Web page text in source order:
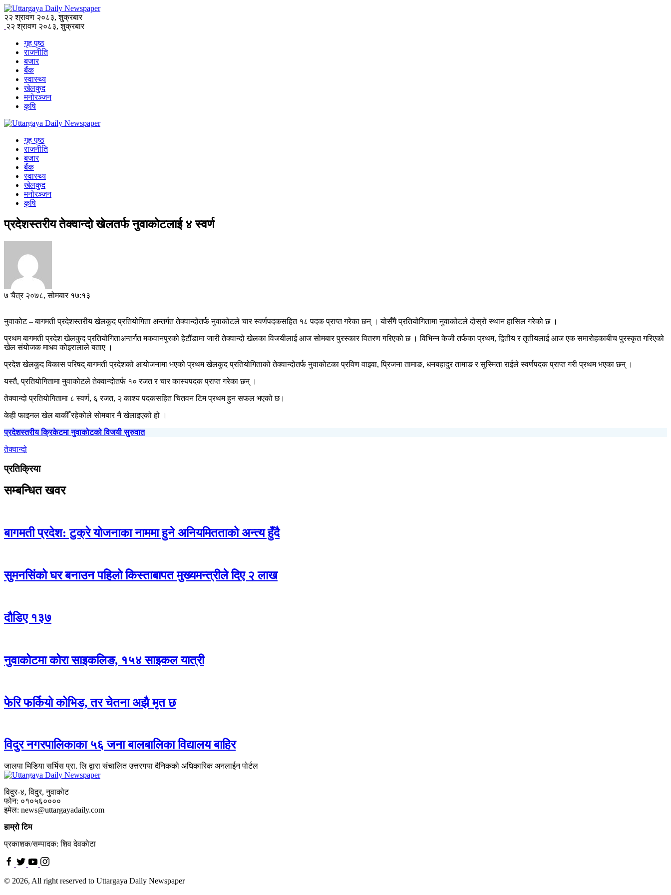
२२ श्रावण २०८३, शुक्रबार
२२ श्रावण २०८३, शुक्रबार
गृह पृष्ठ
राजनीति
बजार
बैंक
स्वास्थ्य
खेलकुद
मनोरञ्जन
कृषि
गृह पृष्ठ
राजनीति
बजार
बैंक
स्वास्थ्य
खेलकुद
मनोरञ्जन
कृषि
प्रदेशस्तरीय तेक्वान्दो खेलतर्फ नुवाकोटलाई ४ स्वर्ण
७ चैत्र २०७८, सोमबार १७:१३
नुवाकोट – बागमती प्रदेशस्तरीय खेलकुद प्रतियोगिता अन्तर्गत तेक्वान्दोतर्फ नुवाकोटले चार स्वर्णपदकसहित १८ पदक प्राप्त गरेका छन् । योसँगै प्रतियोगितामा नुवाकोटले दोस्रो स्थान हासिल गरेको छ ।
प्रथम बागमती प्रदेश खेलकुद प्रतियोगिताअन्तर्गत मकवानपुरको हेटौंडामा जारी तेक्वान्दो खेलका विजयीलाई आज सोमबार पुरस्कार वितरण गरिएको छ । विभिन्न केजी तर्फका प्रथम, द्वितीय र तृतीयलाई आज एक समारोहकाबीच पुरस्कृत गरिएको
खेल संयोजक माधव कोइरालाले बताए ।
प्रदेश खेलकुद विकास परिषद् बागमती प्रदेशको आयोजनामा भएको प्रथम खेलकुद प्रतियोगिताको तेक्वान्दोतर्फ नुवाकोटका प्रविण वाइवा, प्रिजना तामाङ, धनबहादुर तामाङ र सुस्मिता राईले स्वर्णपदक प्राप्त गरी प्रथम भएका छन् ।
यस्तै, प्रतियोगितामा नुवाकोटले तेक्वान्दोतर्फ १० रजत र चार कास्यपदक प्राप्त गरेका छन् ।
तेक्वान्दो प्रतियोगितामा ८ स्वर्ण, ६ रजत, २ काश्य पदकसहित चितवन टिम प्रथम हुन सफल भएको छ।
केही फाइनल खेल बाकीँ रहेकोले सोमबार नै खेलाइएको हो ।
प्रदेशस्तरीय क्रिकेटमा नुवाकोटको विजयी सुरुवात
तेक्वान्दो
प्रतिक्रिया
सम्बन्धित खवर
बागमती प्रदेश: टुक्रे योजनाका नाममा हुने अनियमितताको अन्त्य हुँदै
सुमनसिंको घर बनाउन पहिलो किस्ताबापत मुख्यमन्त्रीले दिए २ लाख
दौडिए १३७
नुवाकोटमा कोरा साइकलिङ, १५४ साइकल यात्री
फेरि फर्कियो कोभिड, तर चेतना अझै मृत छ
विदुर नगरपालिकाका ५६ जना बालबालिका विद्यालय बाहिर
जालपा मिडिया सर्भिस प्रा. लि द्वारा संचालित उत्तरगया दैनिकको अधिकारिक अनलाईन पोर्टल
विदुर-४, विदुर, नुवाकोट
फोन: ०१०५६००००
इमेल: news@uttargayadaily.com
हाम्रो टिम
प्रकाशक/सम्पादक: शिव देवकोटा
© 2026, All right reserved to Uttargaya Daily Newspaper